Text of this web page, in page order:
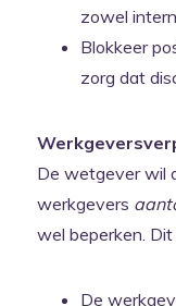
zowel
Blokkeer
zorg dat
De wetgever wil
werkgevers
wel beperken.
De